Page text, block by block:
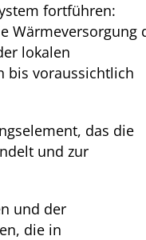
fortführen:
Wärmeversorgung
lokalen
bis voraussichtlich
das die
und zur
und der
die in